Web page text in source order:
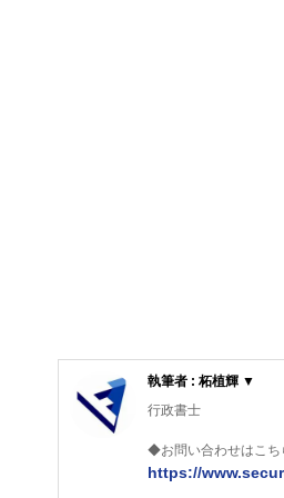
執筆者 : 柘植輝 ▼
行政書士
◆お問い合わせはこち
https://